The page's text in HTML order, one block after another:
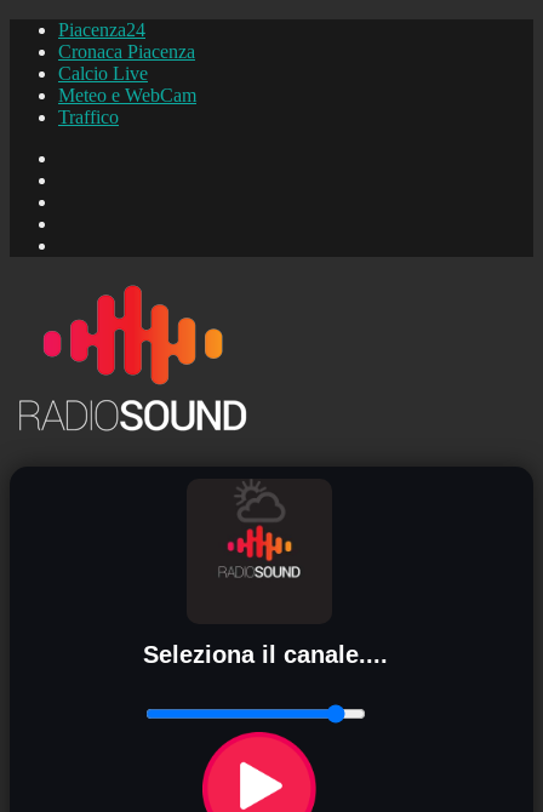
Piacenza24
Cronaca Piacenza
Calcio Live
Meteo e WebCam
Traffico
Seleziona il canale....